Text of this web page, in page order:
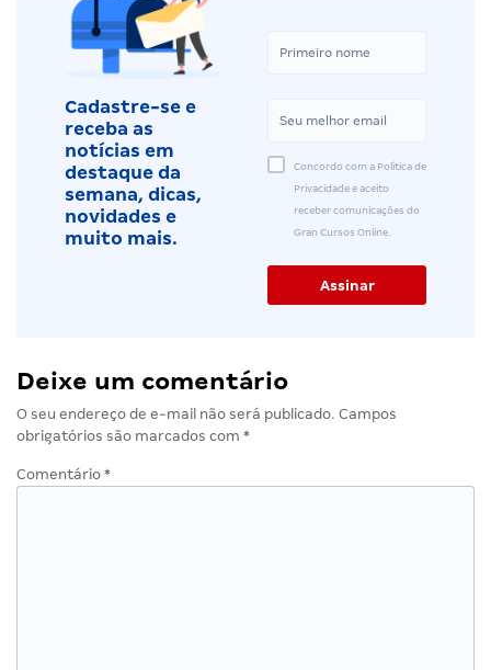
Cadastre-se e
receba as
notícias em
destaque da
semana, dicas,
novidades e
muito mais.
Concordo com a Política de
Privacidade e aceito
receber comunicações do
Gran Cursos Online.
Deixe um comentário
O seu endereço de e-mail não será publicado. Campos
obrigatórios são marcados com *
Comentário *